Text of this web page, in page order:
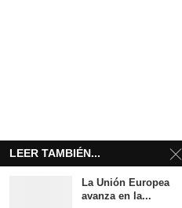
LEER TAMBIÉN...
La Unión Europea
avanza en la...